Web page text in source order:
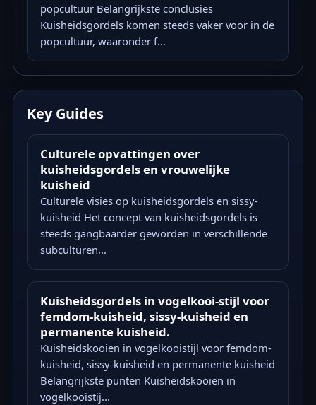
popcultuur Belangrijkste conclusies
Kuisheidsgordels komen steeds vaker voor in de
popcultuur, waaronder f...
Key Guides
Culturele opvattingen over
kuisheidsgordels en vrouwelijke
kuisheid
Culturele visies op kuisheidsgordels en sissy-
kuisheid Het concept van kuisheidsgordels is
steeds gangbaarder geworden in verschillende
subculturen...
Kuisheidsgordels in vogelkooi-stijl voor
femdom-kuisheid, sissy-kuisheid en
permanente kuisheid.
Kuisheidskooien in vogelkooistijl voor femdom-
kuisheid, sissy-kuisheid en permanente kuisheid
Belangrijkste punten Kuisheidskooien in
vogelkooistij...